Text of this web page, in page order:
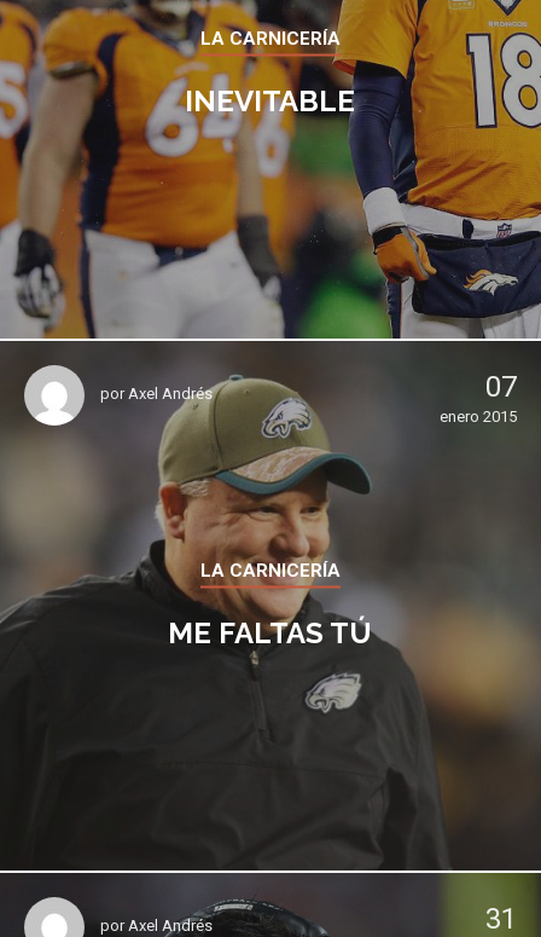
LA CARNICERÍA
INEVITABLE
porAxel Andrés 07
enero 2015
LA CARNICERÍA
ME FALTAS TÚ
porAxel Andrés 31